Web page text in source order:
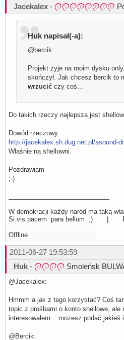
Jacekalex -
Huk napisał(-a):
@bercik:
Projekt żyje na moim dysku
skończył. Jak chcesz bercik to
wrzucić czy coś...
Do takich rzeczy najlepsza jest
Dowód rzeczowy:
http://jacekalex.sh.dug.net.pl/asound-
Właśnie na shellowni.
Pozdrawiam
;-)
W demokracji każdy naród ma taką
Si vis pacem para bellum ;) |
Offline
2011-06-27 19:53:59
Huk - Smoleńsk
@Jacekalex:
Hmmm a jak z tego korzystać? Coś
topic z prośbami o konto shellowe, ale
interesowałem... możesz podać jakieś
@Bercik: